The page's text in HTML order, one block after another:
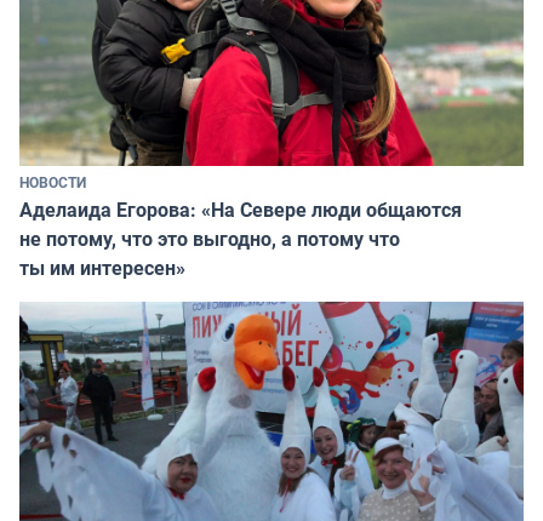
НОВОСТИ
Аделаида Егорова: «На Севере люди общаются
не потому, что это выгодно, а потому что
ты им интересен»